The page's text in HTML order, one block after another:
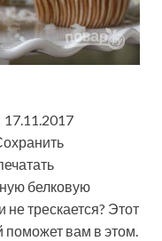
белковую
не трескается? Этот
поможет вам в этом.